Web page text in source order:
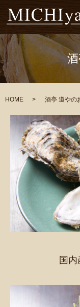
HOME 酒亭 道やの
国